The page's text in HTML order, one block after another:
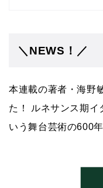
＼NEWS！／
本連載の著者・海野
た！ ルネサンス期イ
いう舞台芸術の600